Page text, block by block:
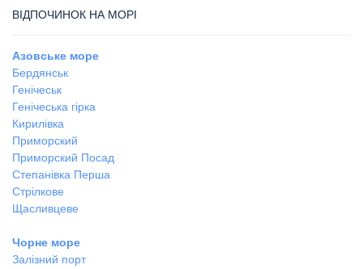
ВІДПОЧИНОК НА МОРІ
Азовське море
Бердянськ
Генічеськ
Генічеська гірка
Кирилівка
Приморский
Приморский Посад
Степанівка Перша
Стрілкове
Щасливцеве
Чорне море
Залізний порт